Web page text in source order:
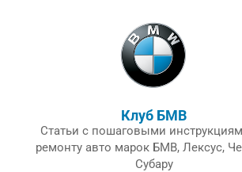
Клуб БМВ
Статьи с пошаговыми
ремонту авто марок БМВ, Лексус,
Субару